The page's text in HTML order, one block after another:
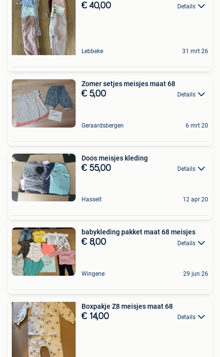
€ 40,00 Details
Lebbeke 31 mrt 26
Zomer setjes meisjes maat 68
€ 5,00 Details
Geraardsbergen 6 mrt 20
Doos meisjes kleding
€ 55,00 Details
Hasselt 12 apr 20
babykleding pakket maat 68 meisjes
€ 8,00 Details
Wingene 29 jun 26
Boxpakje Z8 meisjes maat 68
€ 14,00 Details